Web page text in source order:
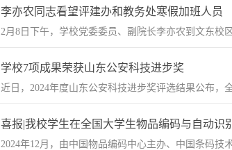
李亦农同志看望评建办和教务处寒假加班人员
​2月8日下午，学校党委委员、副院长李亦农到文东校
学校7项成果荣获山东公安科技进步奖
近日，2024年度山东公安科技进步奖评选结果公布，
喜报|我校学生在全国大学生物品编码与自动识
2024年12月，由中国物品编码中心主办、中国条码技